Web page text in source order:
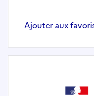
Ajouter aux